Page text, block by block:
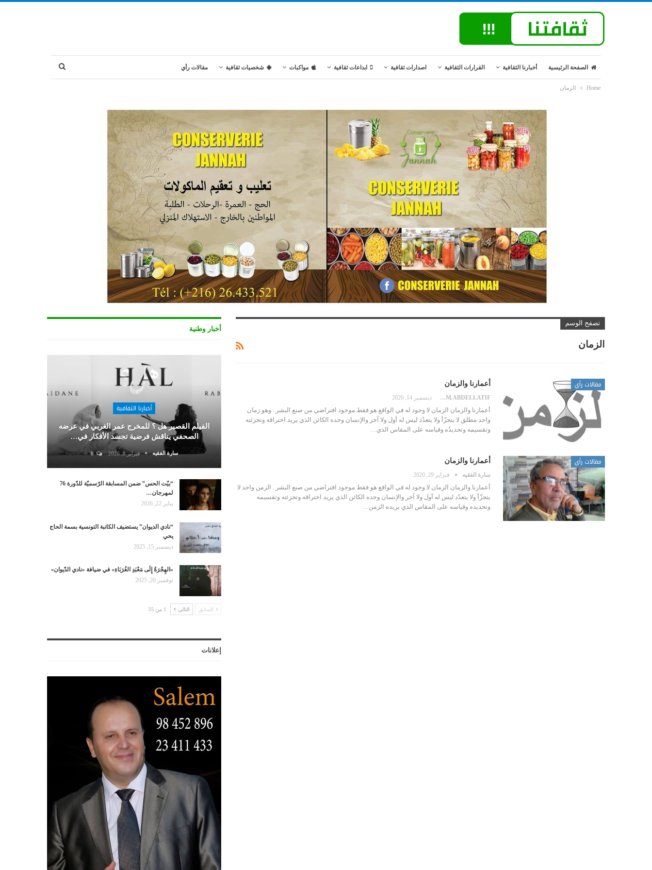
الصفحة الرئيسية أخبارنا الثقافية القرارات الثقافية اصدارات ثقافية ابداعات ثقافية مواكبات شخصيات ثقافية مقالات رأي
Home الزمان
تصفح الوسم
الزمان
مقالات رأي أعمارنا والزمان
BENSALEM.ABDELLATIF ديسمبر 14, 2020
أعمارنا والزمان الزمان لا وجود له في الواقع هو فقط موجود افتراضي من صنع البشر . وهو زمان
واحد مطلق لا يتجزّأ ولا يتعدّد ليس له أول ولا آخر والإنسان وحده الكائن الذي يريد اختراقه وتجزئته
وتقسيمه وتحديدُه وقياسه على المقاس الذي…
مقالات رأي أعمارنا والزمان
سارة الفقيه فبراير 29, 2020
أعمارنا والزمان الزمان لا وجود له في الواقع هو فقط موجود افتراضي من صنع البشر . الزمن واحد لا
يتجزّأ ولا يتعدّد ليس له أول ولا آخر والإنسان وحده الكائن الذي يريد اختراقه وتجزئته وتقسيمه
وتحديده وقياسه على المقاس الذي يريده الزمن…
أخبار وطنية
أخبارنا الثقافية
الفيلم القصير هل ؟ للمخرج عمر الغربي في عرضه
الصحفي يناقش فرضية تجسد الأفكار في…
سارة الفقيه فبراير 8, 2026 0
“بيّت الحس” ضمن المسابقة الرّسميّة للدّورة 76
لمهرجان…
يناير 22, 2026
“نادي الديوان” يستضيف الكاتبة التونسية بسمة الحاج
يحي
ديسمبر 15, 2025
«الهِجْرَةُ إِلَى مَعْبَدِ الغُرَبَاءِ» في ضيافة «نادي الدّيوان»
نوفمبر 20, 2025
السابق التالي 1 من 35
إعلانات